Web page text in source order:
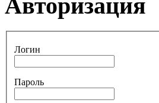
Авторизация
Логин
Пароль